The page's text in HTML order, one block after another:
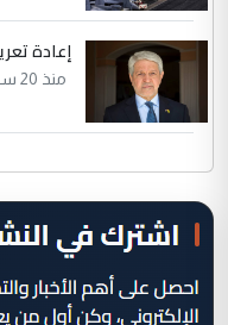
إعادة
منذ 20 ساعة